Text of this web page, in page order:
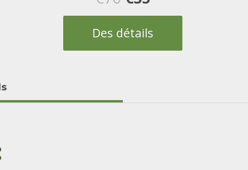
prix
initial
prix
actuel
Des détails